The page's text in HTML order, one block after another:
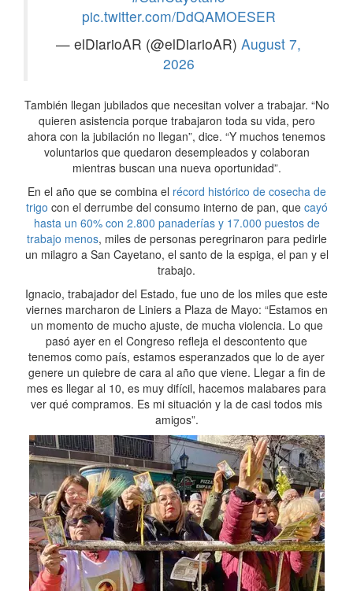
pic.twitter.com/DdQAMOESER
— elDiarioAR (@elDiarioAR) August 7,
2026
También llegan jubilados que necesitan volver a trabajar. “No
quieren asistencia porque trabajaron toda su vida, pero
ahora con la jubilación no llegan”, dice. “Y muchos tenemos
voluntarios que quedaron desempleados y colaboran
mientras buscan una nueva oportunidad”.
En el año que se combina el récord histórico de cosecha de
trigo con el derrumbe del consumo interno de pan, que cayó
hasta un 60% con 2.800 panaderías y 17.000 puestos de
trabajo menos, miles de personas peregrinaron para pedirle
un milagro a San Cayetano, el santo de la espiga, el pan y el
trabajo.
Ignacio, trabajador del Estado, fue uno de los miles que este
viernes marcharon de Liniers a Plaza de Mayo: “Estamos en
un momento de mucho ajuste, de mucha violencia. Lo que
pasó ayer en el Congreso refleja el descontento que
tenemos como país, estamos esperanzados que lo de ayer
genere un quiebre de cara al año que viene. Llegar a fin de
mes es llegar al 10, es muy difícil, hacemos malabares para
ver qué compramos. Es mi situación y la de casi todos mis
amigos”.